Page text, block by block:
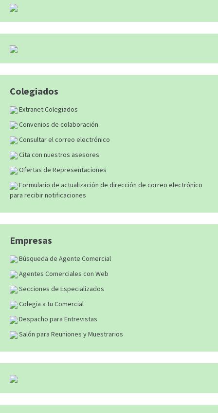
Colegiados
Extranet Colegiados
Convenios de colaboración
Consultar el correo electrónico
Cita con nuestros asesores
Ofertas de Representaciones
Formulario de actualización de dirección de correo electrónico
para recibir notificaciones
Empresas
Búsqueda de Agente Comercial
Agentes Comerciales con Web
Secciones de Especializados
Colegia a tu Comercial
Despacho para Entrevistas
Salón para Reuniones y Muestrarios